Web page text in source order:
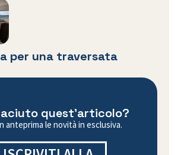
per una traversata
quest'articolo?
anteprima le novità in esclusiva.